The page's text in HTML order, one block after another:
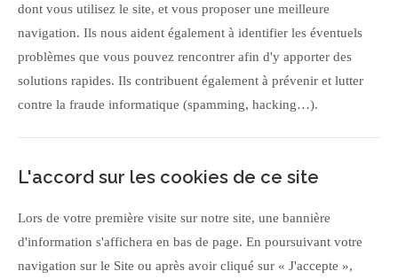
dont vous utilisez le site, et vous proposer une meilleure
navigation. Ils nous aident également à identifier les éventuels
problèmes que vous pouvez rencontrer afin d'y apporter des
solutions rapides. Ils contribuent également à prévenir et lutter
contre la fraude informatique (spamming, hacking…).
L'accord sur les cookies de ce site
Lors de votre première visite sur notre site, une bannière
d'information s'affichera en bas de page. En poursuivant votre
navigation sur le Site ou après avoir cliqué sur « J'accepte »,